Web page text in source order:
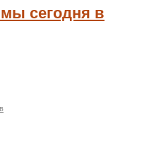
сегодня в